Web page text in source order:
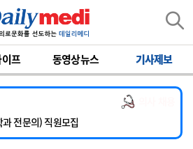
프 동영상뉴스 기사제보
인턴 모집
의학과 임기제 임상의사 채용
과(소아응급전담) 계약직 의사 공개채용
전문의) 직원모집
(레지던트1년차) 모집